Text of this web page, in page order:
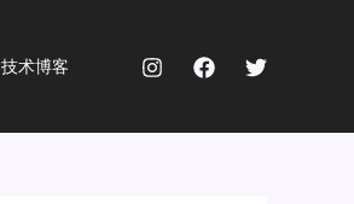
技术博客